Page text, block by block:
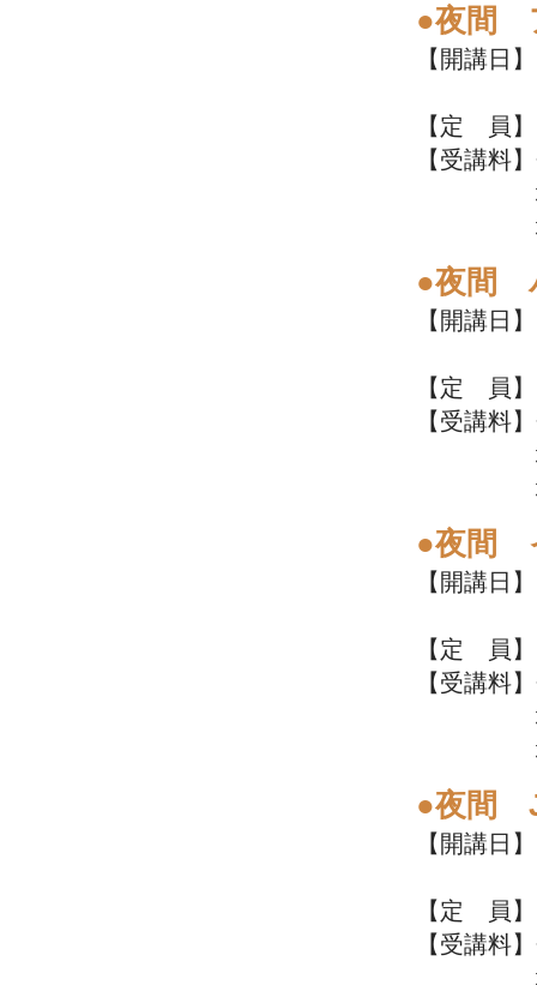
●夜間
【開講日
【定 員
【受講
地域住
地域外
●夜間
【開講日
【定 員
【受講
地域住
地域外
●夜間
【開講日
【定 員
【受講
地域住
地域外
●夜間
【開講日
【定 員
【受講
地域住